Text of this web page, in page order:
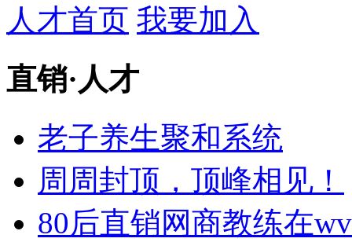
人才首页 我要加入
直销· 人才
老子养生聚和系统
周周封顶，顶峰相见！
80后直销网商教练在